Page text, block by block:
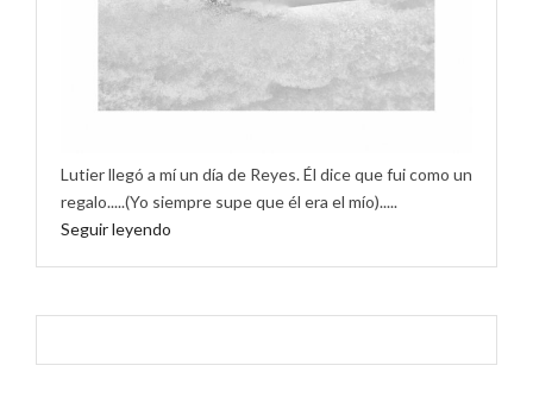
Lutier llegó a mí un día de Reyes. Él dice que fui como un
regalo.....(Yo siempre supe que él era el mío).....
Seguir leyendo